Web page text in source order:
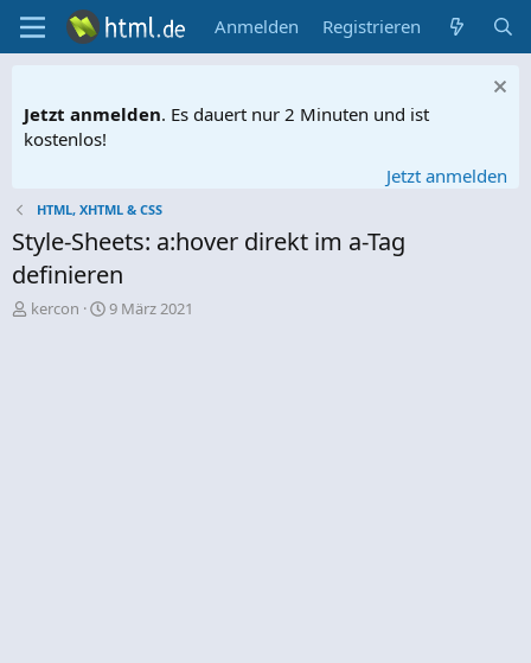
Anmelden Registrieren
Jetzt anmelden. Es dauert nur 2 Minuten und ist
kostenlos!
Jetzt anmelden
HTML, XHTML & CSS
Style-Sheets: a:hover direkt im a-Tag
definieren
E
kercon
E
9 März 2021